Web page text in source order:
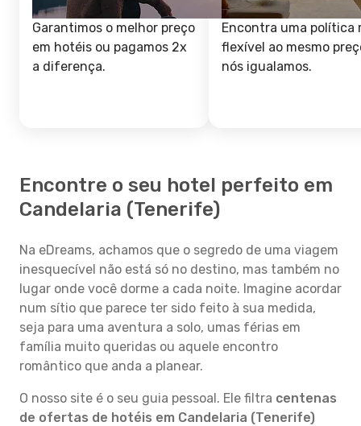
Garantimos o melhor preço
em hotéis ou pagamos 2x
a diferença.
Encontra uma política
flexível ao mesmo
nós igualamos.
Encontre o seu hotel perfeito em
Candelaria (Tenerife)
Na eDreams, achamos que o segredo de uma viagem
inesquecível não está só no destino, mas também no
lugar onde você dorme a cada noite. Imagine acordar
num sítio que parece ter sido feito à sua medida,
seja para uma aventura a solo, umas férias em
família muito queridas ou aquele encontro
romântico que anda a planear.
O nosso site é o seu guia pessoal. Ele filtra centenas
de ofertas de hotéis em Candelaria (Tenerife)